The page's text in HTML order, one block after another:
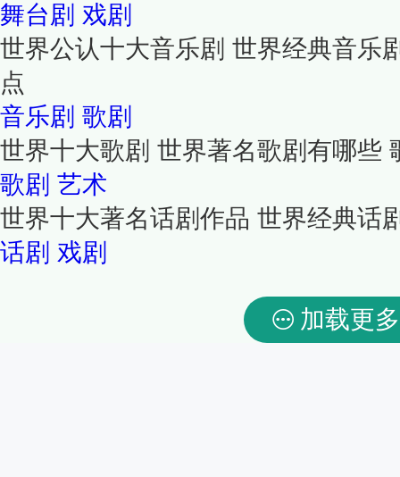
舞台剧 戏剧
世界公认十大音乐剧 世界经典音乐
点
音乐剧 歌剧
世界十大歌剧 世界著名歌剧有哪些
歌剧 艺术
世界十大著名话剧作品 世界经典话
话剧 戏剧
加载更多